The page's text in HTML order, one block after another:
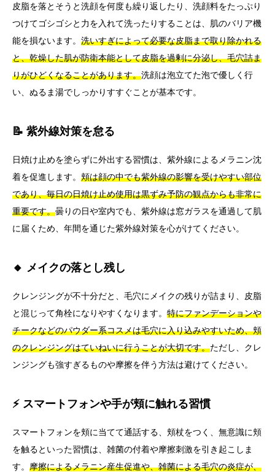
皮脂を落とそうと洗顔を何度も繰り返したり、洗顔料をたっぷり
つけてゴシゴシと力を入れて洗ったりすることは、肌のバリア機
能を損ないます。 洗いすぎによって必要な皮脂まで取り除かれる
と、乾燥した肌が防衛本能として皮脂を過剰に分泌し、毛穴詰ま
りがひどくなることがあります。洗顔は泡立てた泡で優しく行
い、ぬるま湯でしっかりすすぐことが基本です。
📝 紫外線対策を怠る
日焼け止めを塗らずに外出する習慣は、紫外線によるメラニン沈
着を促進します。 頬は顔の中でも紫外線の影響を受けやすい部位
であり、毎日の日焼け止め使用は黒ずみ予防の観点からも非常に
重要です。曇りの日や室内でも、紫外線は窓ガラスを通過して肌
に届くため、年間を通じた紫外線対策を心がけてください。
🔸 メイクの落とし残し
クレンジングが不十分だと、毛穴にメイクの残りが詰まり、皮脂
と混じって角栓になりやすくなります。 特にファンデーションや
チークなどのパウダー系コスメは毛穴に入り込みやすいため、頬
のクレンジングはていねいに行うことが大切です。ただし、クレ
ンジングも強すぎるものや摩擦を伴う方法は避けてください。
⚡ スマートフォンや手が頬に触れる習慣
スマートフォンを頬に当てて通話する、頬杖をつく、無意識に頬
を触るといった習慣は、雑菌の付着や摩擦刺激を引き起こしま
す。 摩擦によるメラニン産生促進や、雑菌による毛穴の炎症が、